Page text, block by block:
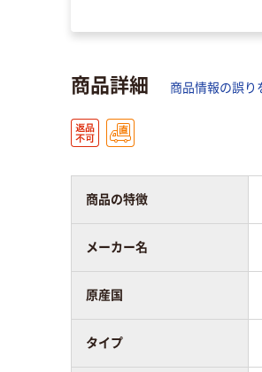
商品詳細 商品情報の誤り
商品の特徴
メーカー名
原産国
タイプ